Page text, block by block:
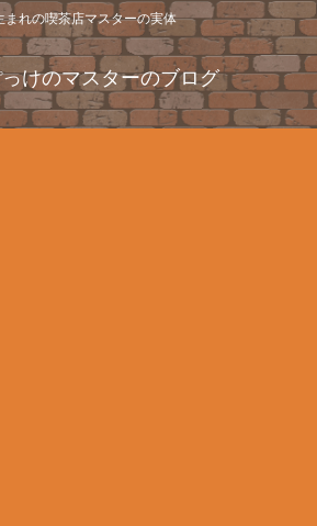
まれの喫茶店マスターの実体
けのマスターのブログ